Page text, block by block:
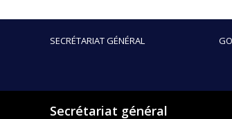
SECRÉTARIAT GÉNÉRAL
Secrétariat général